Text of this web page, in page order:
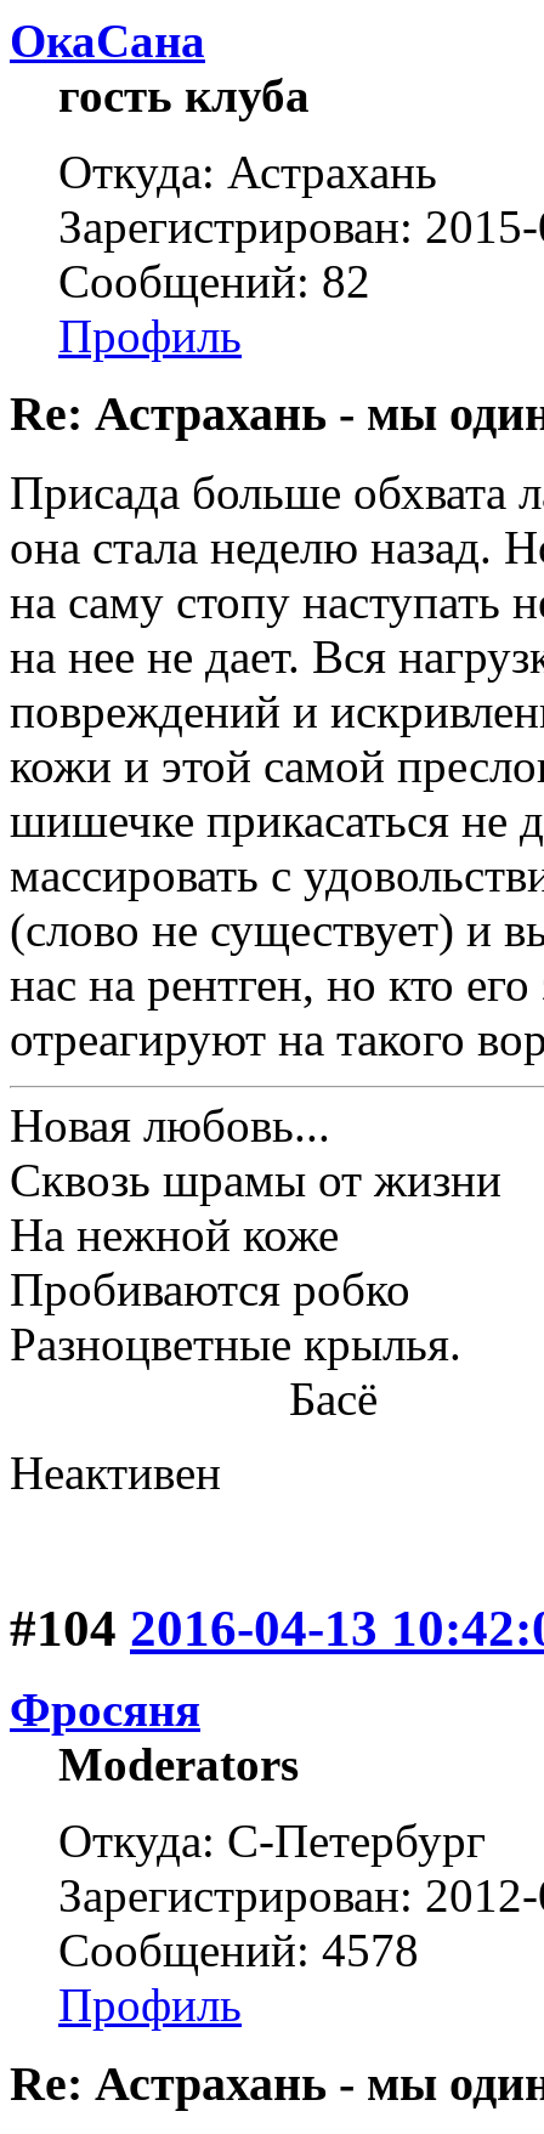
ОкаСана
гость клуба
Откуда: Астрахань
Зарегистрирован:
Сообщений: 82
Профиль
Re: Астрахань - мы
Присада больше обхвата
она стала неделю назад.
на саму стопу наступать
на нее не дает. Вся
повреждений и
кожи и этой самой
шишечке прикасаться не
массировать с
(слово не существует) и
нас на рентген, но кто
отреагируют на такого
Новая любовь...
Сквозь шрамы от жизни
На нежной коже
Пробиваются робко
Разноцветные крылья.
Басё
Неактивен
#104 2016-04-13
Фросяня
Moderators
Откуда: С-Петербург
Зарегистрирован:
Сообщений: 4578
Профиль
Re: Астрахань - мы